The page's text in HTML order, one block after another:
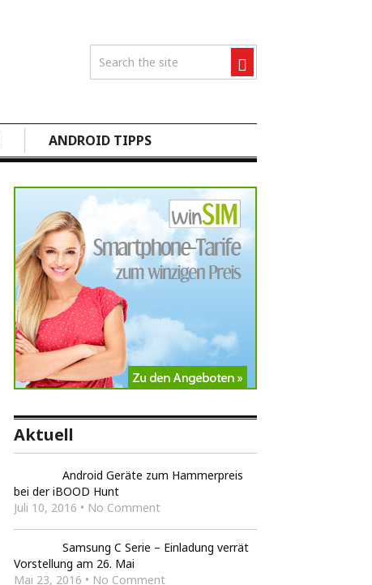
ANDROID TIPPS
Aktuell
Android Geräte zum Hammerpreis
bei der iBOOD Hunt
Juli 10, 2016 • No Comment
Samsung C Serie – Einladung verrät
Vorstellung am 26. Mai
Mai 23, 2016 • No Comment